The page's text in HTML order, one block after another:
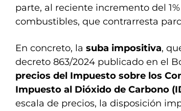
parte, al reciente incremento del
combustibles, que contrarresta
En concreto, la suba impositiva,
decreto 863/2024 publicado en el
precios del Impuesto sobre los
Impuesto al Dióxido de Carbono
escala de precios, la disposición